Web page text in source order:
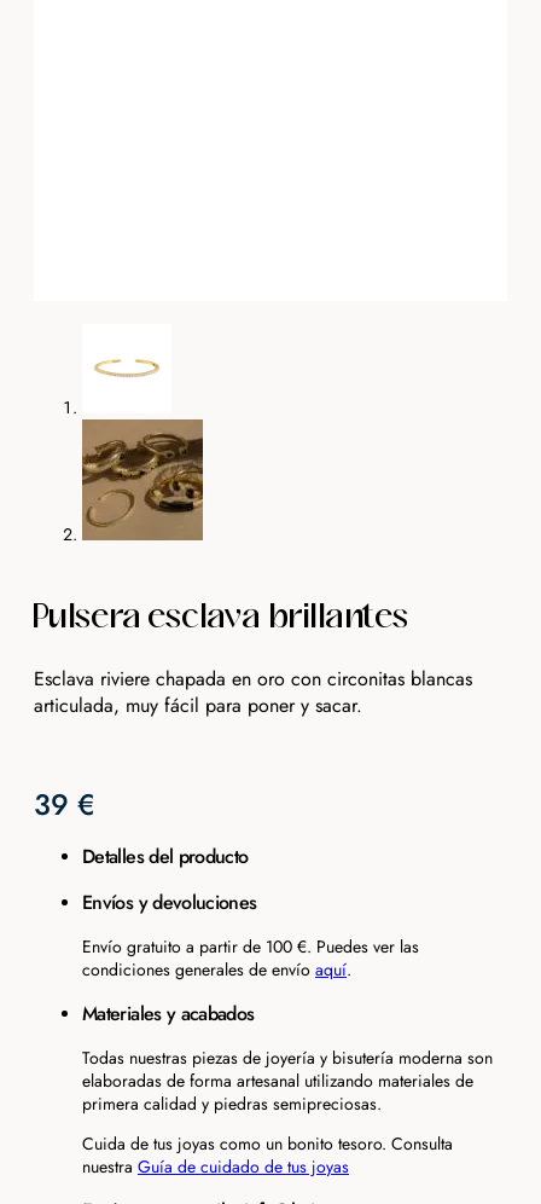
Pulsera esclava brillantes
Esclava riviere chapada en oro con circonitas blancas
articulada, muy fácil para poner y sacar.
39 €
Detalles del producto
Envíos y devoluciones
Envío gratuito a partir de 100 €. Puedes ver las
condiciones generales de envío aquí.
Materiales y acabados
Todas nuestras piezas de joyería y bisutería moderna son
elaboradas de forma artesanal utilizando materiales de
primera calidad y piedras semipreciosas.
Cuida de tus joyas como un bonito tesoro. Consulta
nuestra Guía de cuidado de tus joyas